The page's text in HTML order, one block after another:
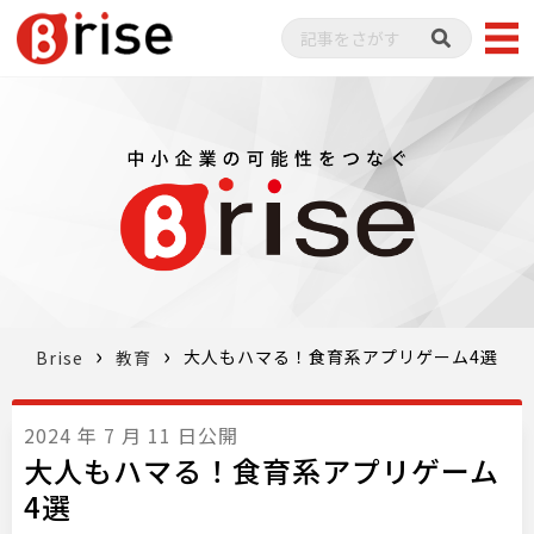
Brise 教育 大人もハマる！食育系アプリゲーム4選
2024 年 7 月 11 日公開
大人もハマる！食育系アプリゲーム
4選